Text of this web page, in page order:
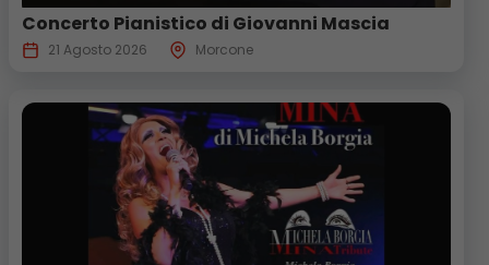
Concerto Pianistico di Giovanni Mascia
21 Agosto 2026 Morcone